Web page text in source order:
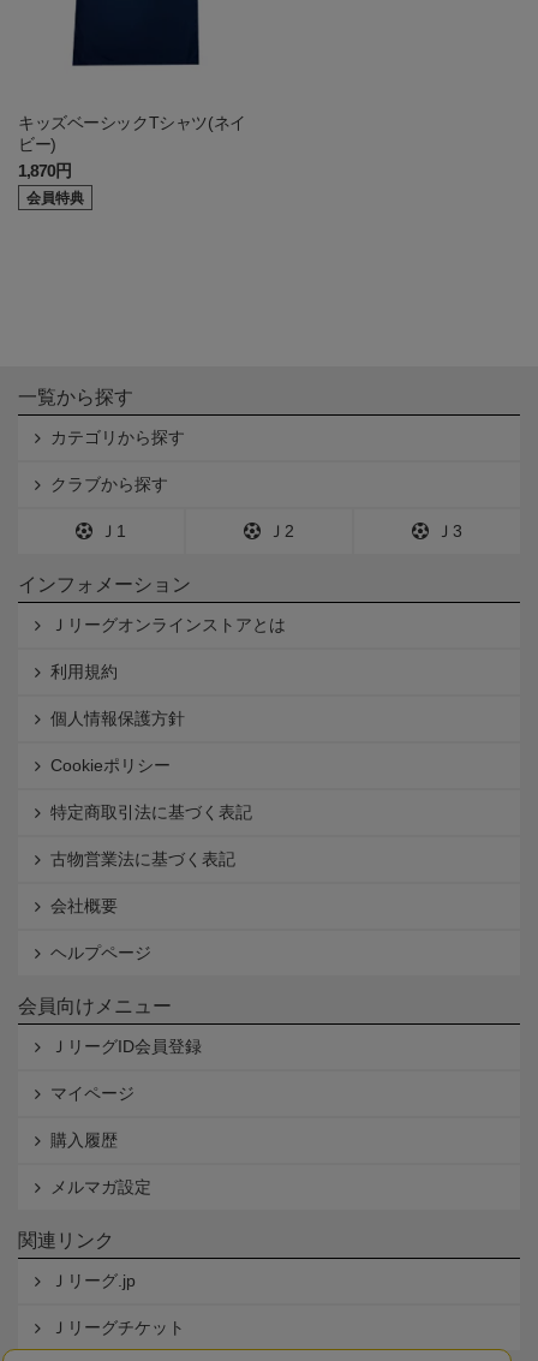
キッズベーシックTシャツ(ネイ
ビー)
1,870円
会員特典
一覧から探す
カテゴリから探す
クラブから探す
Ｊ1 Ｊ2 Ｊ3
インフォメーション
Ｊリーグオンラインストアとは
利用規約
個人情報保護方針
Cookieポリシー
特定商取引法に基づく表記
古物営業法に基づく表記
会社概要
ヘルプページ
会員向けメニュー
ＪリーグID会員登録
マイページ
購入履歴
メルマガ設定
関連リンク
Ｊリーグ.jp
Ｊリーグチケット